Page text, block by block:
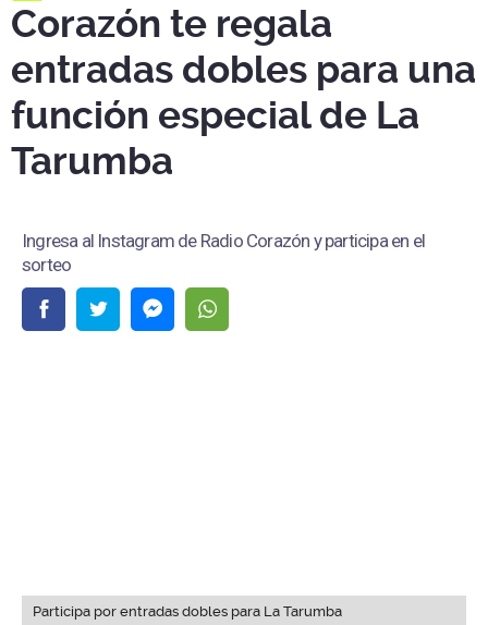
Corazón te regala
entradas dobles para una
función especial de La
Tarumba
Ingresa al Instagram de Radio Corazón y participa en el
sorteo
Participa por entradas dobles para La Tarumba